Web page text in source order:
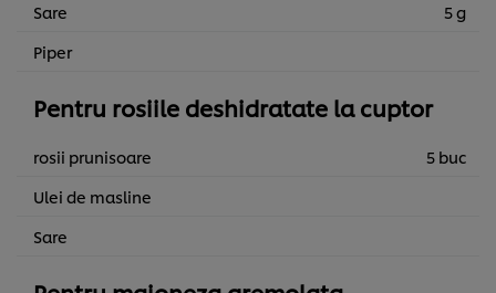
Sare
5 g
Piper
Pentru rosiile deshidratate la cuptor
rosii prunisoare
5 buc
Ulei de masline
Sare